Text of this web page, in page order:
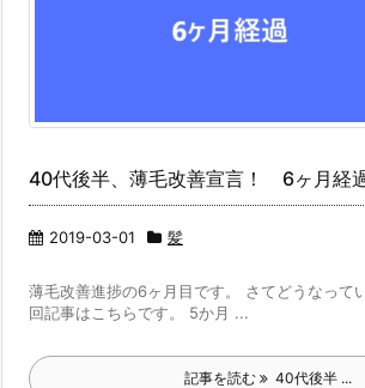
40代後半、薄毛改善宣言！ 6ヶ月経
2019-03-01 髪
薄毛改善進捗の6ヶ月目です。 さてどうなって
回記事はこちらです。 5か月 ...
記事を読む 40代後半 ...